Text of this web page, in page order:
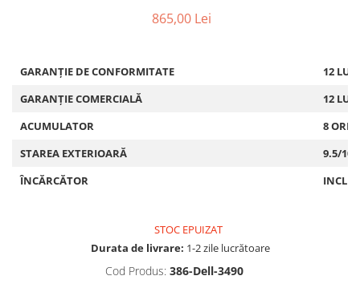
865,00 Lei
GARANȚIE DE CONFORMITATE
12
GARANȚIE COMERCIALĂ
12
ACUMULATOR
8 ORE
STAREA EXTERIOARĂ
9.5/10
ÎNCĂRCĂTOR
INCLUS
STOC EPUIZAT
Durata de livrare: 1-2 zile lucrătoare
Cod Produs: 386-Dell-3490